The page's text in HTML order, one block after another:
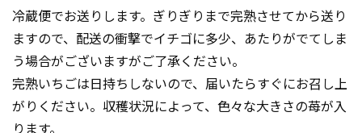
冷蔵便でお送りします。ぎりぎりまで完熟させてから送り
ますので、配送の衝撃でイチゴに多少、あたりがでてしま
う場合がございますがご了承ください。
完熟いちごは日持ちしないので、届いたらすぐにお召し上
がりください。収穫状況によって、色々な大きさの苺が入
ります。